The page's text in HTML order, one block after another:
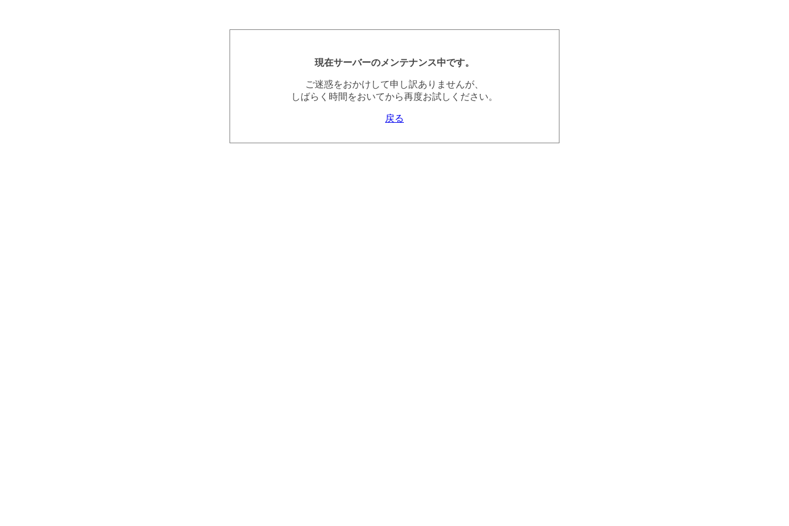
現在サーバーのメンテナンス中です。
ご迷惑をおかけして申し訳ありませんが、
しばらく時間をおいてから再度お試しください。
戻る